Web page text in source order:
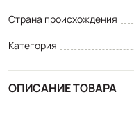
Страна происхождения
Категория
ОПИСАНИЕ ТОВАРА